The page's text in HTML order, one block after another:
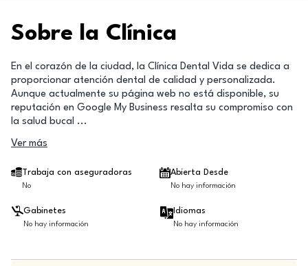
Sobre la Clínica
En el corazón de la ciudad, la Clínica Dental Vida se dedica a
proporcionar atención dental de calidad y personalizada.
Aunque actualmente su página web no está disponible, su
reputación en Google My Business resalta su compromiso con
la salud bucal ...
Ver más
Trabaja con aseguradoras
No
Abierta Desde
No hay información
Gabinetes
No hay información
Idiomas
No hay información